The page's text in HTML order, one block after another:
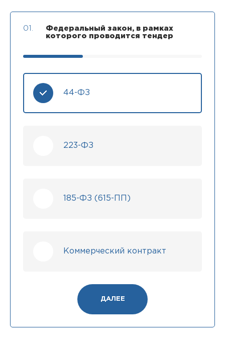
01.
Федеральный закон, в рамках
которого проводится тендер
44-ФЗ
223-ФЗ
185-ФЗ (615-ПП)
Коммерческий контракт
ДАЛЕЕ